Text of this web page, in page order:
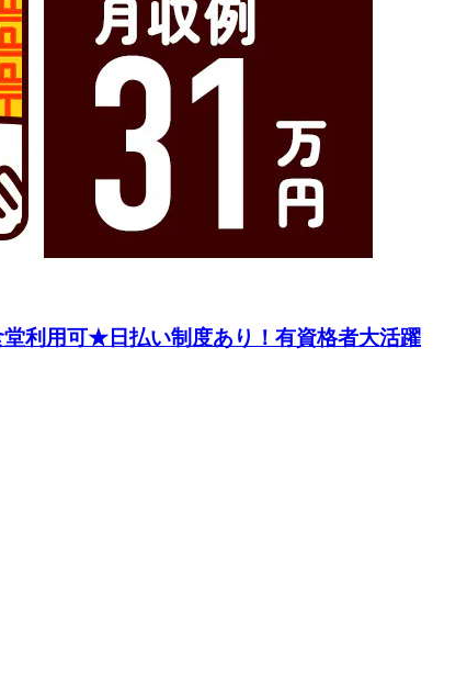
堂利用可★日払い制度あり！有資格者大活躍